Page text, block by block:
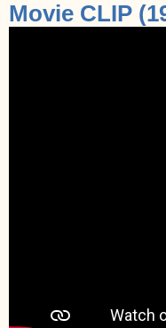
Movie CLIP